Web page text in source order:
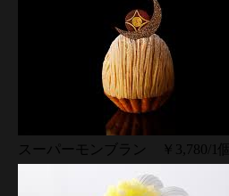
スーパーモンブラン ￥3,780/1個